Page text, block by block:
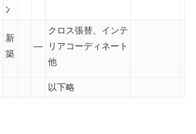
ﾝ
新
築
—
クロス張替、インテ
リアコーディネート
他
以下略